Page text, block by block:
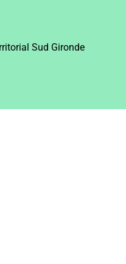
Sud Gironde